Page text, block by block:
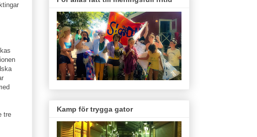
tre
Kamp för trygga gator